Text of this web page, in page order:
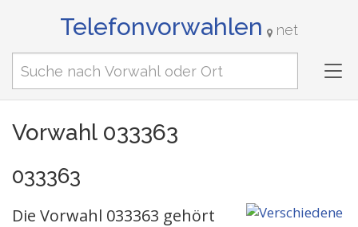
Telefonvorwahlen net
Vorwahl 033363
033363
Die Vorwahl 033363 gehört